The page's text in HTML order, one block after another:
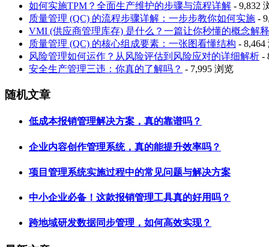
如何实施TPM？全面生产维护的步骤与流程详解 - 9,832
质量管理 (QC) 的流程步骤详解：一步步教你如何实施 -
VMI (供应商管理库存) 是什么？一篇让你秒懂的概念解释
质量管理 (QC) 的核心组成要素：一张图看懂结构 - 8,464
风险管理如何运作？从风险评估到风险应对的详细解析 -
安全生产管理三违：你真的了解吗？ - 7,995 浏览
随机文章
低成本报销管理解决方案，真的靠谱吗？
企业内容创作管理系统，真的能提升效率吗？
项目管理系统实施过程中的常见问题与解决方案
中小企业必备！这款报销管理工具真的好用吗？
跨地域研发数据同步管理，如何高效实现？